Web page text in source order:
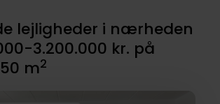
lejligheder i nærheden
3.200.000 kr. på
m2